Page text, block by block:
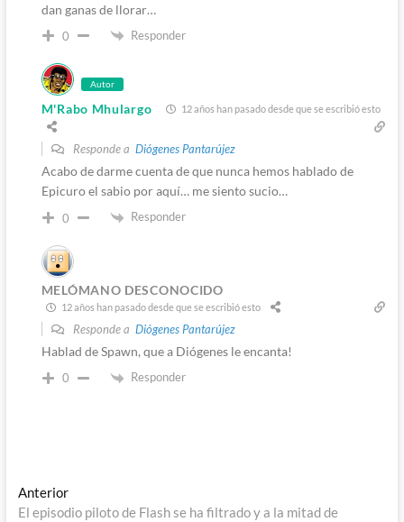
dan ganas de llorar…
0 Responder
Autor
M'Rabo Mhulargo 12 años han pasado desde que se escribió esto
Responde a Diógenes Pantarújez
Acabo de darme cuenta de que nunca hemos hablado de
Epicuro el sabio por aquí… me siento sucio…
0 Responder
MELÓMANO DESCONOCIDO
12 años han pasado desde que se escribió esto
Responde a Diógenes Pantarújez
Hablad de Spawn, que a Diógenes le encanta!
0 Responder
Navegación
AnteriorEntrada
anterior:
El episodio piloto de Flash se ha filtrado y a la mitad de